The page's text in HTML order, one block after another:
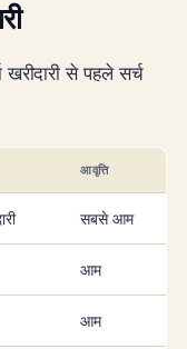
खरीदारी से पहले सर्च
आवृत्ति
सबसे आम
आम
आम